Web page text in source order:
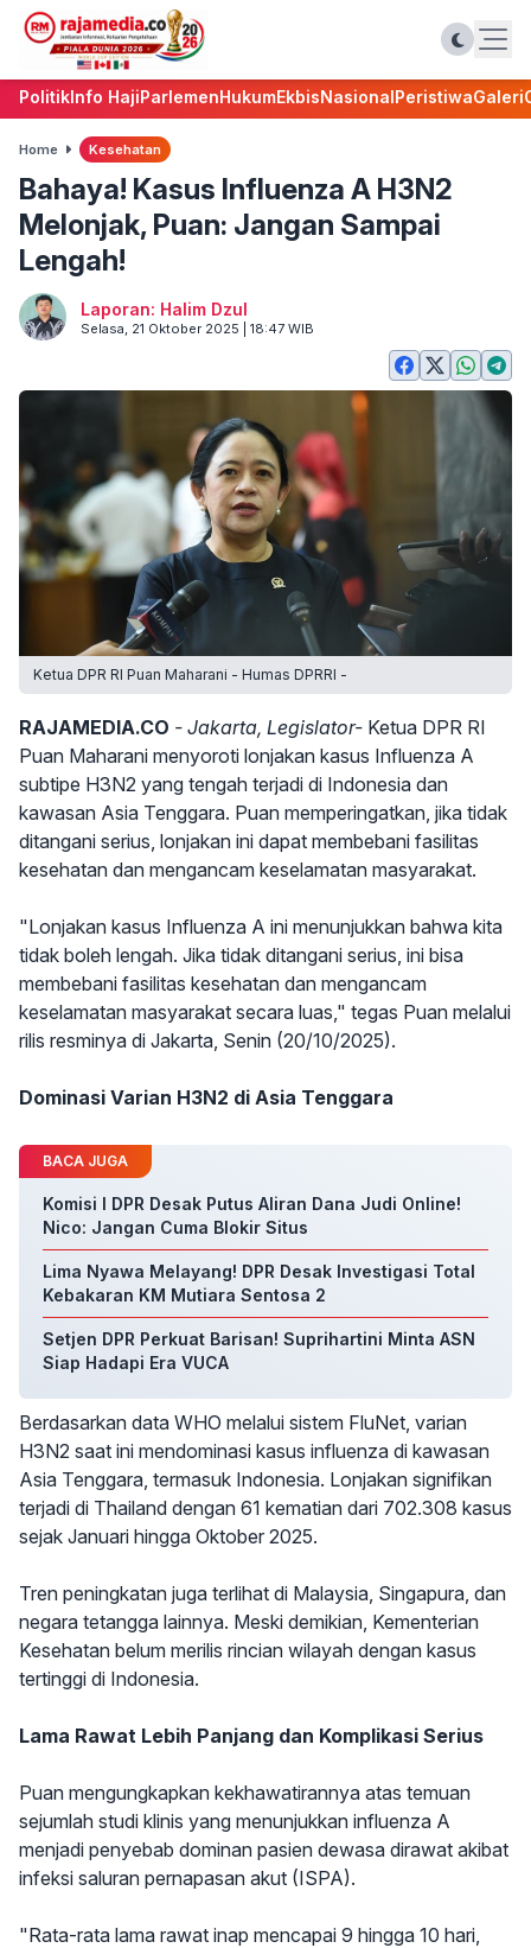
PolitikInfo HajiParlemenHukumEkbisNasionalPeristiwaGaleri
Home Kesehatan
Bahaya! Kasus Influenza A H3N2
Melonjak, Puan: Jangan Sampai
Lengah!
Laporan: Halim Dzul
Selasa, 21 Oktober 2025 | 18:47 WIB
Ketua DPR RI Puan Maharani - Humas DPRRI -
RAJAMEDIA.CO - Jakarta, Legislator- Ketua DPR RI
Puan Maharani menyoroti lonjakan kasus Influenza A
subtipe H3N2 yang tengah terjadi di Indonesia dan
kawasan Asia Tenggara. Puan memperingatkan, jika tidak
ditangani serius, lonjakan ini dapat membebani fasilitas
kesehatan dan mengancam keselamatan masyarakat.
"Lonjakan kasus Influenza A ini menunjukkan bahwa kita
tidak boleh lengah. Jika tidak ditangani serius, ini bisa
membebani fasilitas kesehatan dan mengancam
keselamatan masyarakat secara luas," tegas Puan melalui
rilis resminya di Jakarta, Senin (20/10/2025).
Dominasi Varian H3N2 di Asia Tenggara
BACA JUGA
Komisi I DPR Desak Putus Aliran Dana Judi Online!
Nico: Jangan Cuma Blokir Situs
Lima Nyawa Melayang! DPR Desak Investigasi Total
Kebakaran KM Mutiara Sentosa 2
Setjen DPR Perkuat Barisan! Suprihartini Minta ASN
Siap Hadapi Era VUCA
Berdasarkan data WHO melalui sistem FluNet, varian
H3N2 saat ini mendominasi kasus influenza di kawasan
Asia Tenggara, termasuk Indonesia. Lonjakan signifikan
terjadi di Thailand dengan 61 kematian dari 702.308 kasus
sejak Januari hingga Oktober 2025.
Tren peningkatan juga terlihat di Malaysia, Singapura, dan
negara tetangga lainnya. Meski demikian, Kementerian
Kesehatan belum merilis rincian wilayah dengan kasus
tertinggi di Indonesia.
Lama Rawat Lebih Panjang dan Komplikasi Serius
Puan mengungkapkan kekhawatirannya atas temuan
sejumlah studi klinis yang menunjukkan influenza A
menjadi penyebab dominan pasien dewasa dirawat akibat
infeksi saluran pernapasan akut (ISPA).
"Rata-rata lama rawat inap mencapai 9 hingga 10 hari,